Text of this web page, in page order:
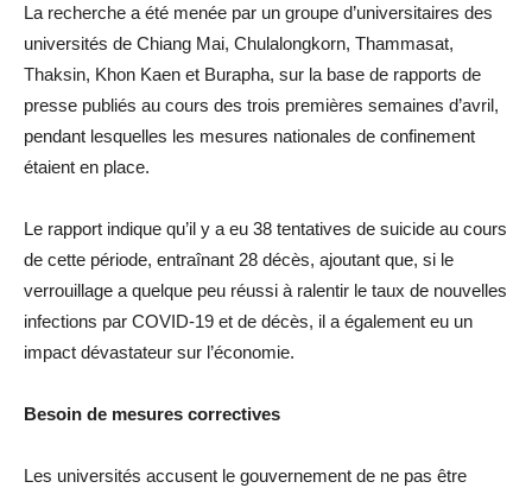
La recherche a été menée par un groupe d’universitaires des
universités de Chiang Mai, Chulalongkorn, Thammasat,
Thaksin, Khon Kaen et Burapha, sur la base de rapports de
presse publiés au cours des trois premières semaines d’avril,
pendant lesquelles les mesures nationales de confinement
étaient en place.
Le rapport indique qu’il y a eu 38 tentatives de suicide au cours
de cette période, entraînant 28 décès, ajoutant que, si le
verrouillage a quelque peu réussi à ralentir le taux de nouvelles
infections par COVID-19 et de décès, il a également eu un
impact dévastateur sur l’économie.
Besoin de mesures correctives
Les universités accusent le gouvernement de ne pas être